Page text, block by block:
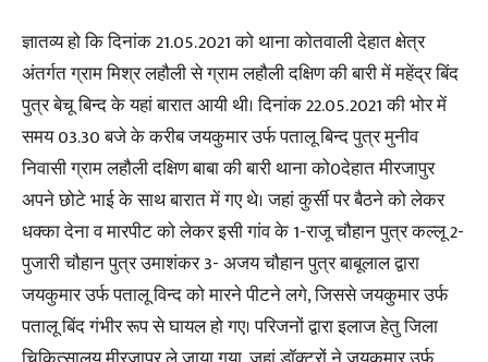
ज्ञातव्य हो कि दिनांक 21.05.2021 को थाना कोतवाली देहात क्षेत्र
अंतर्गत ग्राम मिश्र लहौली से ग्राम लहौली दक्षिण की बारी में महेंद्र बिंद
पुत्र बेचू बिन्द के यहां बारात आयी थी। दिनांक 22.05.2021 की भोर में
समय 03.30 बजे के करीब जयकुमार उर्फ पतालू बिन्द पुत्र मुनीव
निवासी ग्राम लहौली दक्षिण बाबा की बारी थाना को0देहात मीरजापुर
अपने छोटे भाई के साथ बारात में गए थे। जहां कुर्सी पर बैठने को लेकर
धक्का देना व मारपीट को लेकर इसी गांव के 1-राजू चौहान पुत्र कल्लू 2-
पुजारी चौहान पुत्र उमाशंकर 3- अजय चौहान पुत्र बाबूलाल द्वारा
जयकुमार उर्फ पतालू विन्द को मारने पीटने लगे, जिससे जयकुमार उर्फ
पतालू बिंद गंभीर रूप से घायल हो गए। परिजनों द्वारा इलाज हेतु जिला